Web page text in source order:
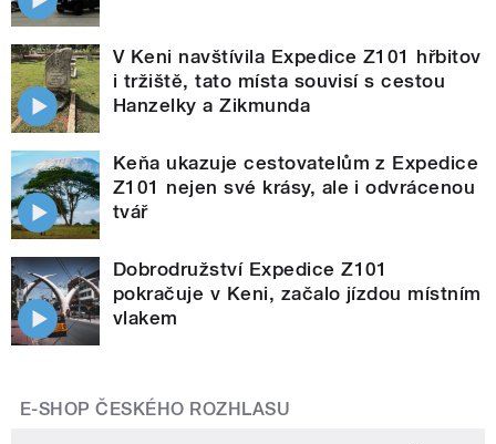
V Keni navštívila Expedice Z101 hřbitov
i tržiště, tato místa souvisí s cestou
Hanzelky a Zikmunda
Keňa ukazuje cestovatelům z Expedice
Z101 nejen své krásy, ale i odvrácenou
tvář
Dobrodružství Expedice Z101
pokračuje v Keni, začalo jízdou místním
vlakem
E-SHOP ČESKÉHO ROZHLASU